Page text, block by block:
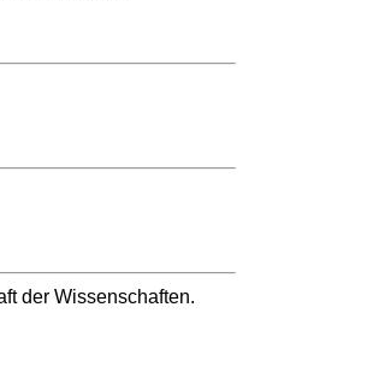
der Wissenschaften.